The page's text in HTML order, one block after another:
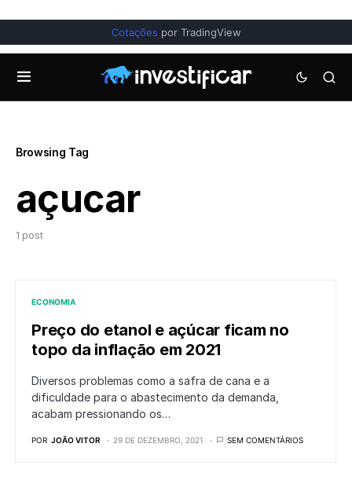
Cotações por TradingView
Browsing Tag
açucar
1 post
ECONOMIA
Preço do etanol e açúcar ficam no
topo da inflação em 2021
Diversos problemas como a safra de cana e a
dificuldade para o abastecimento da demanda,
acabam pressionando os…
POR JOÃO VITOR 29 DE DEZEMBRO, 2021 SEM COMENTÁRIOS